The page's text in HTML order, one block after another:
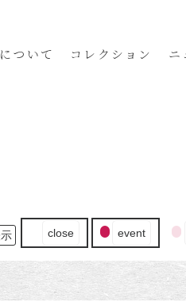
について コレクション ニ
ン
ト
close event